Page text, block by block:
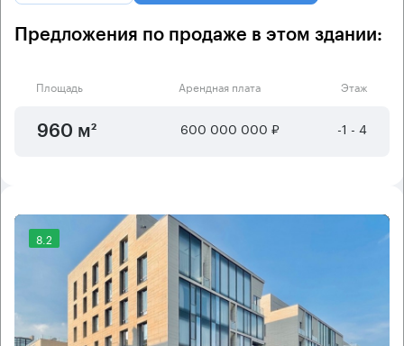
Предложения по продаже в этом здании:
Площадь Арендная плата Этаж
960 м² 600 000 000 ₽ -1 - 4
8.2